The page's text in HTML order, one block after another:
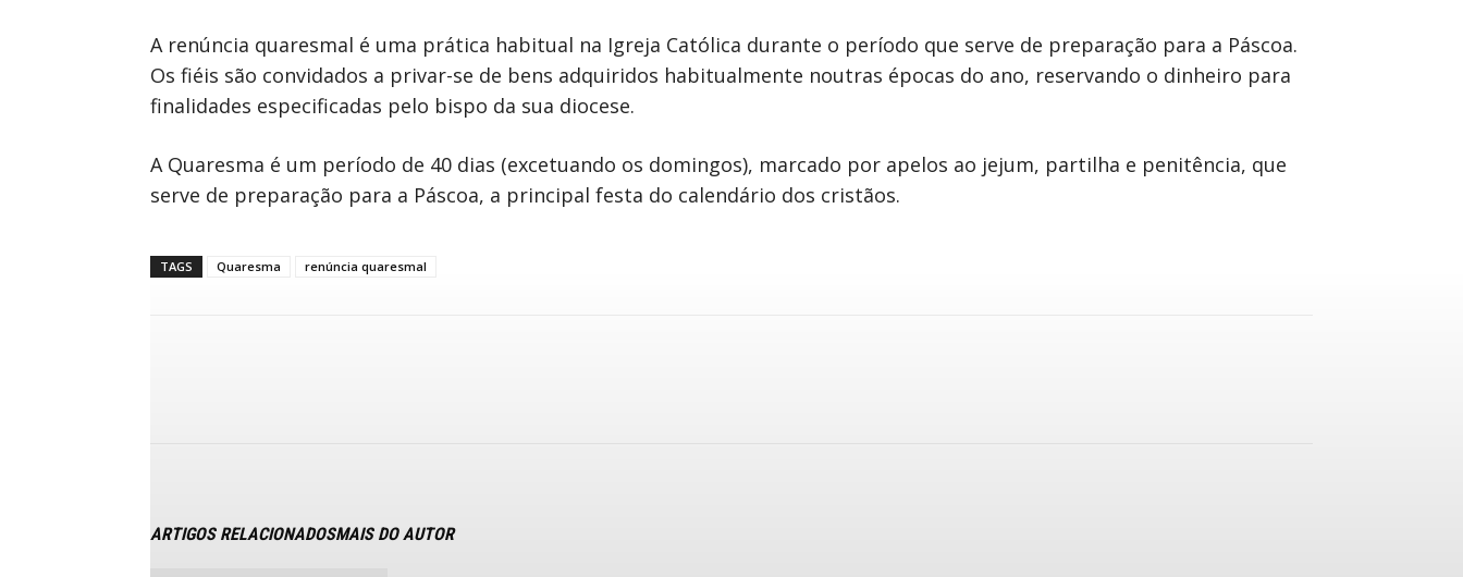
A renúncia quaresmal é uma prática habitual na Igreja Católica durante o período que serve de preparação para a Páscoa.
Os fiéis são convidados a privar-se de bens adquiridos habitualmente noutras épocas do ano, reservando o dinheiro para
finalidades especificadas pelo bispo da sua diocese.
A Quaresma é um período de 40 dias (excetuando os domingos), marcado por apelos ao jejum, partilha e penitência, que
serve de preparação para a Páscoa, a principal festa do calendário dos cristãos.
TAGS Quaresma renúncia quaresmal
ARTIGOS RELACIONADOSMAIS DO AUTOR